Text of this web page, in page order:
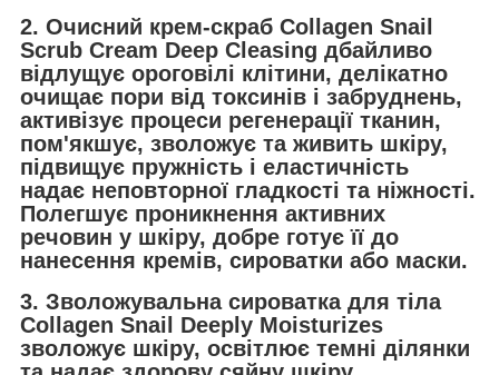
2. Очисний крем-скраб Collagen Snail
Scrub Cream Deep Cleasing дбайливо
відлущує ороговілі клітини, делікатно
очищає пори від токсинів і забруднень,
активізує процеси регенерації тканин,
пом'якшує, зволожує та живить шкіру,
підвищує пружність і еластичність
надає неповторної гладкості та ніжності.
Полегшує проникнення активних
речовин у шкіру, добре готує її до
нанесення кремів, сироватки або маски.
3. Зволожувальна сироватка для тіла
Collagen Snail Deeply Moisturizes
зволожує шкіру, освітлює темні ділянки